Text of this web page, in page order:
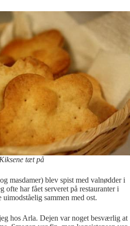
tæt på
masdamer) blev spist med valnødder i
ofte har fået serveret på restauranter i
sammen med ost.
hos Arla. Dejen var noget besværlig at